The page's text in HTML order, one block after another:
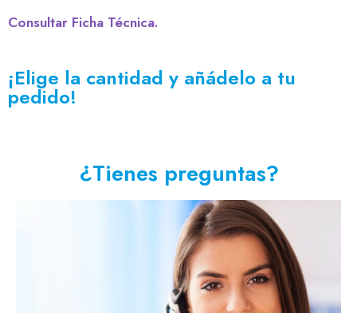
Consultar Ficha Técnica.
¡Elige la cantidad y añádelo a tu
pedido!
¿Tienes preguntas?